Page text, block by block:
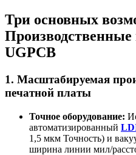
Три основных
UGPCB
1. Масштабируемая
печатной платы
Точное оборудование:
автоматизированный
1,5 мкм Точность) и
ширина линии мил/